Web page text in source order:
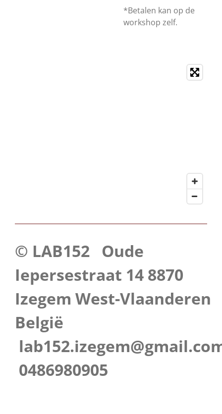
*Betalen kan op de
workshop zelf.
© LAB152 Oude
Iepersestraat 14 8870
Izegem West-Vlaanderen
België
0486980905